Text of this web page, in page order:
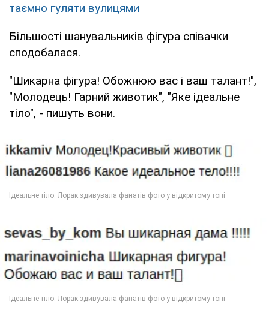
таємно гуляти вулицями
Більшості шанувальників фігура співачки
сподобалася.
"Шикарна фігура! Обожнюю вас і ваш талант!",
"Молодець! Гарний животик", "Яке ідеальне
тіло", - пишуть вони.